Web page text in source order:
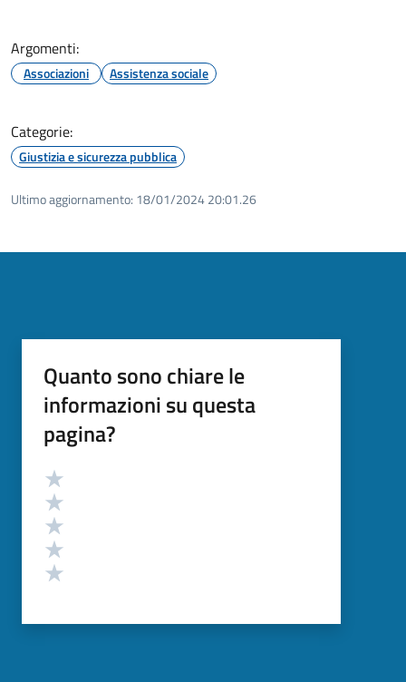
Argomenti:
Associazioni Assistenza sociale
Categorie:
Giustizia e sicurezza pubblica
Ultimo aggiornamento: 18/01/2024 20:01.26
Quanto sono chiare le
informazioni su questa
pagina?
Valutazione